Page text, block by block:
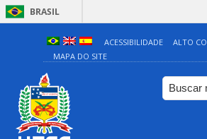
BRASIL
ACESSIBILIDADE
ALTO
MAPA DO SITE